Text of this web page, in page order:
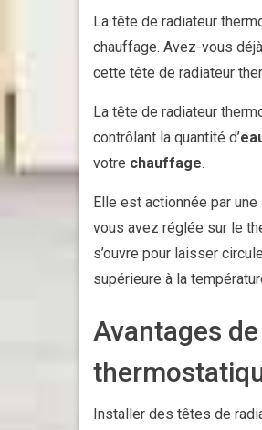
La tête de radiateur
chauffage. Avez-vous
cette tête de radiateur
La tête de radiateur
contrôlant la quantité d’
votre chauffage.
Elle est actionnée par une
vous avez réglée sur le
s’ouvre pour laisser
supérieure à la
Avantages
Installer des têtes de